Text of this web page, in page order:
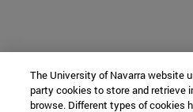
The University of Navarra website
party cookies to store and retrieve
browse. Different types of cookies